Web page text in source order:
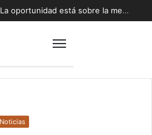
Biministro Daniel Mas: “La oportunidad está sobre la mesa y tenemos que aprovecharla”
Noticias